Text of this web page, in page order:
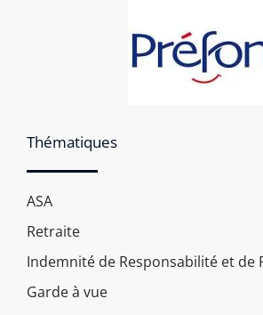
Thématiques
ASA
Retraite
Indemnité de Responsabilité et de
Garde à vue